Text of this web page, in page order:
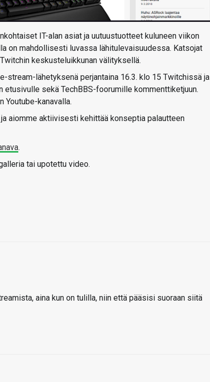
IT-alan asiat ja uutuustuotteet kuluneen viikon
on mahdollisesti luvassa lähitulevaisuudessa. Katsojat
keskusteluikkunan välityksellä.
stream-lähetyksenä perjantaina 16.3. klo 15 Twitchissä ja
sekä TechBBS-foorumille kommenttiketjuun.
kanavalla.
aiomme aktiivisesti kehittää konseptia palautteen
.
tai upotettu video.
aina kun on tulilla, niin että pääsisi suoraan siitä